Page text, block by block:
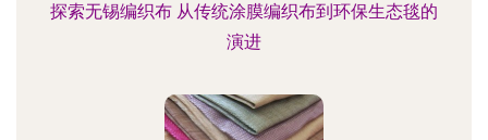
探索无锡编织布 从传统涂膜编织布到环保生态毯的
演进